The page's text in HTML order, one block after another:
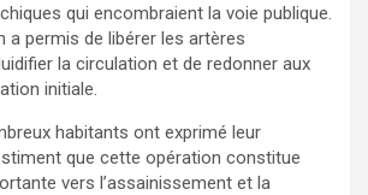
qui encombraient la voie publique.
a permis de libérer les artères
la circulation et de redonner aux
initiale.
habitants ont exprimé leur
que cette opération constitue
vers l’assainissement et la